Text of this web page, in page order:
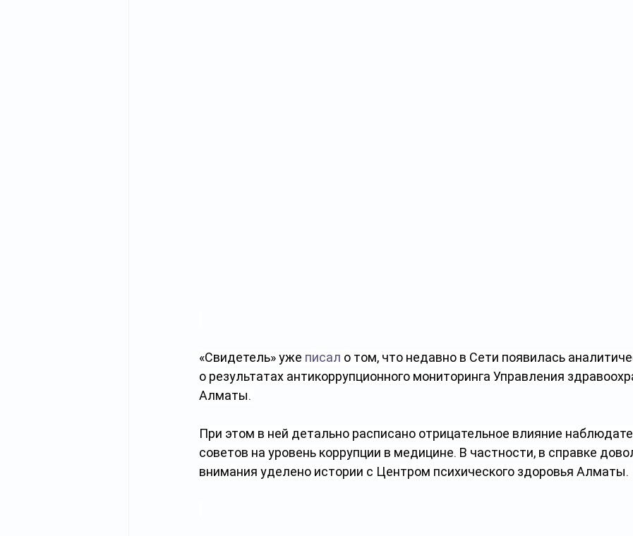
«Свидетель» уже писал о том, что недавно в Сети появилась
о результатах антикоррупционного мониторинга Управления
Алматы.
При этом в ней детально расписано отрицательное влияние
советов на уровень коррупции в медицине. В частности, в справке
внимания уделено истории с Центром психического здоровья Алматы.